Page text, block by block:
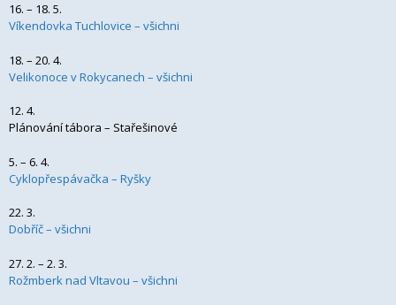
16. – 18. 5.
Víkendovka Tuchlovice – všichni
18. – 20. 4.
Velikonoce v Rokycanech – všichni
12. 4.
Plánování tábora – Stařešinové
5. – 6. 4.
Cyklopřespávačka – Ryšky
22. 3.
Dobříč – všichni
27. 2. – 2. 3.
Rožmberk nad Vltavou – všichni